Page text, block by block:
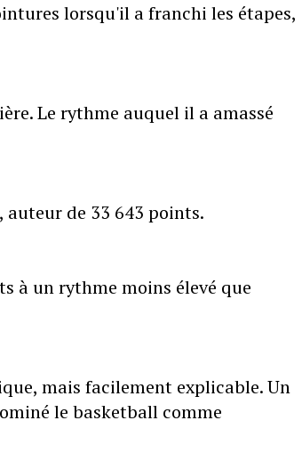
lorsqu'il a franchi les étapes,
Le rythme auquel il a amassé
de 33 643 points.
à un rythme moins élevé que
mais facilement explicable. Un
le basketball comme